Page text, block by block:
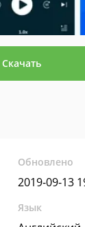
Скачать
Обновлено
2019-09-13
Язык